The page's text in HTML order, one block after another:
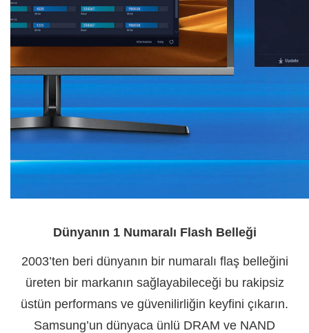
Dünyanın 1 Numaralı Flash Belleği
2003’ten beri dünyanın bir numaralı flaş belleğini
üreten bir markanın sağlayabileceği bu rakipsiz
üstün performans ve güvenilirliğin keyfini çıkarın.
Samsung’un dünyaca ünlü DRAM ve NAND